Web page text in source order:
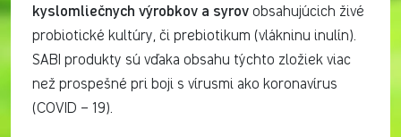
kyslomliečnych výrobkov a syrov obsahujúcich živé
probiotické kultúry, či prebiotikum (vlákninu inulín).
SABI produkty sú vďaka obsahu týchto zložiek viac
než prospešné pri boji s vírusmi ako koronavírus
(COVID – 19).